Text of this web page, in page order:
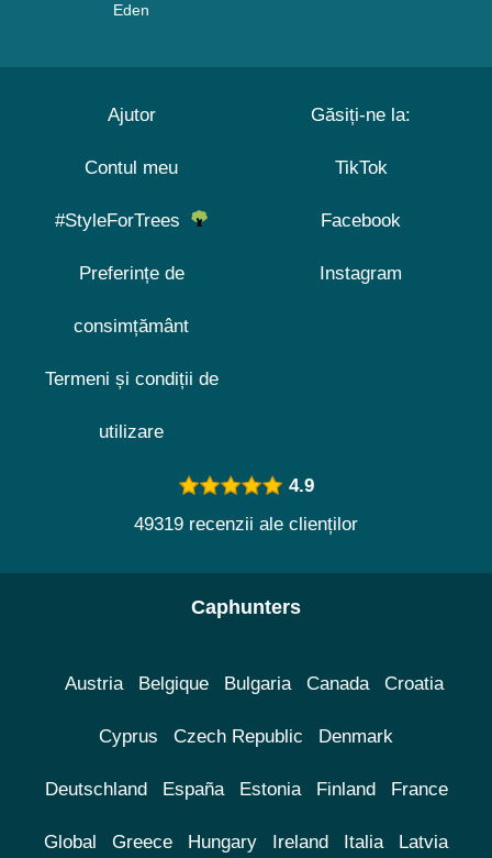
Eden
Ajutor
Contul meu
#StyleForTrees
Preferințe de
consimțământ
Termeni și condiții de
utilizare
Găsiți-ne la:
TikTok
Facebook
Instagram
4.9
49319 recenzii ale clienților
Caphunters
Austria Belgique Bulgaria Canada Croatia
Cyprus Czech Republic Denmark
Deutschland España Estonia Finland France
Global Greece Hungary Ireland Italia Latvia